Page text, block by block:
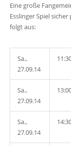
Eine große
Esslinger Spiel
folgt aus:
Sa.,
27.09.14
Sa.,
27.09.14
Sa.,
27.09.14